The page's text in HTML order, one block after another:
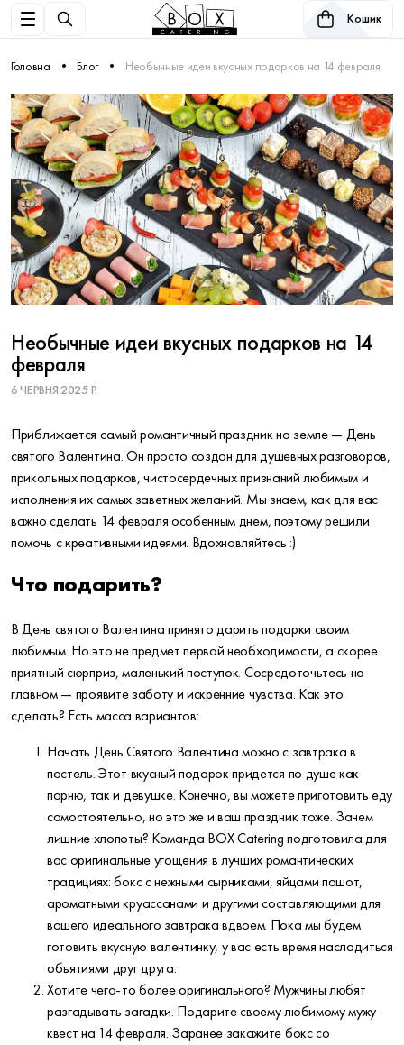
Кошик
Головна Блог Необычные идеи вкусных подарков на 14 февраля
Необычные идеи вкусных подарков на 14
февраля
6 ЧЕРВНЯ 2025 Р.
Приближается самый романтичный праздник на земле — День
святого Валентина. Он просто создан для душевных разговоров,
прикольных подарков, чистосердечных признаний любимым и
исполнения их самых заветных желаний. Мы знаем, как для вас
важно сделать 14 февраля особенным днем, поэтому решили
помочь с креативными идеями. Вдохновляйтесь :)
Что подарить?
В День святого Валентина принято дарить подарки своим
любимым. Но это не предмет первой необходимости, а скорее
приятный сюрприз, маленький поступок. Сосредоточьтесь на
главном — проявите заботу и искренние чувства. Как это
сделать? Есть масса вариантов:
Начать День Святого Валентина можно с завтрака в
постель. Этот вкусный подарок придется по душе как
парню, так и девушке. Конечно, вы можете приготовить еду
самостоятельно, но это же и ваш праздник тоже. Зачем
лишние хлопоты? Команда BOX Catering подготовила для
вас оригинальные угощения в лучших романтических
традициях: бокс с нежными сырниками, яйцами пашот,
ароматными круассанами и другими составляющими для
вашего идеального завтрака вдвоем. Пока мы будем
готовить вкусную валентинку, у вас есть время насладиться
объятиями друг друга.
Хотите чего-то более оригинального? Мужчины любят
разгадывать загадки. Подарите своему любимому мужу
квест на 14 февраля. Заранее закажите бокс со